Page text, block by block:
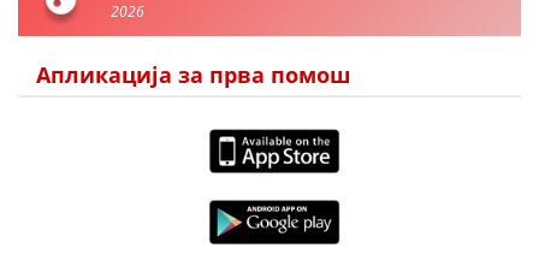
2026
Апликација за прва помош